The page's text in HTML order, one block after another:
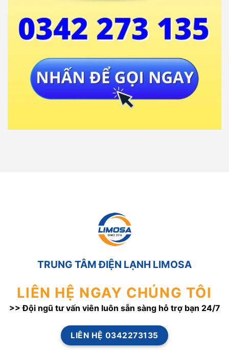
TRUNG TÂM ĐIỆN LẠNH LIMOSA
LIÊN HỆ NGAY CHÚNG TÔI
>> Đội ngũ tư vấn viên luôn sẵn sàng hỗ trợ bạn 24/7
LIÊN HỆ 0342273135